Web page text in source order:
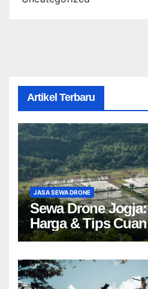
Artikel Terbaru
JASA SEWA DRONE
Sewa Drone
Harga & Tips